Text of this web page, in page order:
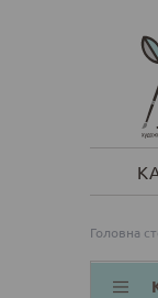
Головна